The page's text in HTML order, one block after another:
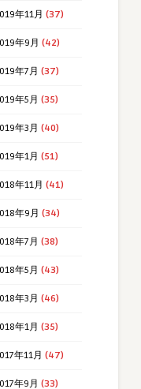
年11月 (37)
年9月 (42)
年7月 (37)
年5月 (35)
年3月 (40)
年1月 (51)
年11月 (41)
年9月 (34)
年7月 (38)
年5月 (43)
年3月 (46)
年1月 (35)
年11月 (47)
年9月 (33)